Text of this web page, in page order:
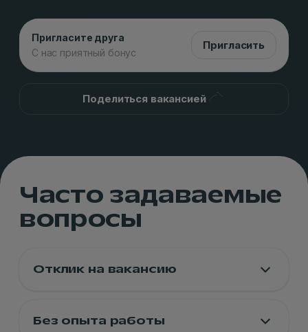
Пригласите друга
С нас приятный бонус
Пригласить
Поделиться вакансией
Часто задаваемые
вопросы
Отклик на вакансию
Без опыта работы